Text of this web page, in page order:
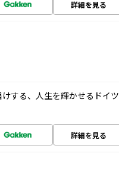
詳細を見る
する、人生を輝かせるドイツ
詳細を見る